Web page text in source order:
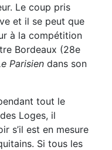
Le coup pris
et il se peut que
à la compétition
Bordeaux (28e
Parisien dans son
tout le
Loges, il
s’il est en mesure
Si tous les